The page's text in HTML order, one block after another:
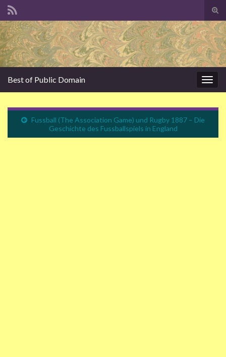
Search for:
Best of Public Domain
Fussball (The Association Game) und Rugby 1887 – Die
Geschichte des Fussballspiels in England